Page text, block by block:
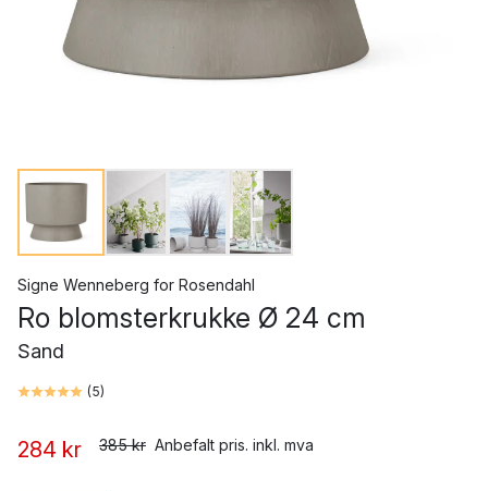
Signe Wenneberg for Rosendahl
Ro blomsterkrukke Ø 24 cm
Sand
(5)
284 kr 385 kr Anbefalt pris. inkl. mva